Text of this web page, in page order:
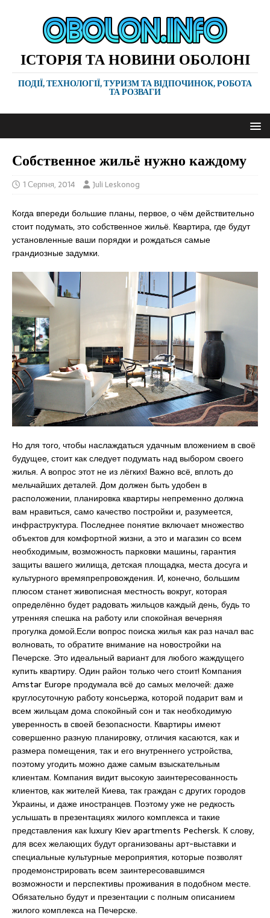
ІСТОРІЯ ТА НОВИНИ ОБОЛОНІ
ПОДІЇ, ТЕХНОЛОГІЇ, ТУРИЗМ ТА ВІДПОЧИНОК, РОБОТА
ТА РОЗВАГИ
Собственное жильё нужно каждому
1 Серпня, 2014 Juli Leskonog
Когда впереди большие планы, первое, о чём действительно
стоит подумать, это собственное жильё. Квартира, где будут
установленные ваши порядки и рождаться самые
грандиозные задумки.
Но для того, чтобы наслаждаться удачным вложением в своё
будущее, стоит как следует подумать над выбором своего
жилья. А вопрос этот не из лёгких! Важно всё, вплоть до
мельчайших деталей. Дом должен быть удобен в
расположении, планировка квартиры непременно должна
вам нравиться, само качество постройки и, разумеется,
инфраструктура. Последнее понятие включает множество
объектов для комфортной жизни, а это и магазин со всем
необходимым, возможность парковки машины, гарантия
защиты вашего жилища, детская площадка, места досуга и
культурного времяпрепровождения. И, конечно, большим
плюсом станет живописная местность вокруг, которая
определённо будет радовать жильцов каждый день, будь то
утренняя спешка на работу или спокойная вечерняя
прогулка домой.Если вопрос поиска жилья как раз начал вас
волновать, то обратите внимание на новостройки на
Печерске. Это идеальный вариант для любого жаждущего
купить квартиру. Один район только чего стоит! Компания
Amstar Europe продумала всё до самых мелочей: даже
круглосуточную работу консьержа, которой подарит вам и
всем жильцам дома спокойный сон и так необходимую
уверенность в своей безопасности. Квартиры имеют
совершенно разную планировку, отличия касаются, как и
размера помещения, так и его внутреннего устройства,
поэтому угодить можно даже самым взыскательным
клиентам. Компания видит высокую заинтересованность
клиентов, как жителей Киева, так граждан с других городов
Украины, и даже иностранцев. Поэтому уже не редкость
услышать в презентациях жилого комплекса и такие
представления как luxury Kiev apartments Pechersk. К слову,
для всех желающих будут организованы арт-выставки и
специальные культурные мероприятия, которые позволят
продемонстрировать всем заинтересовавшимся
возможности и перспективы проживания в подобном месте.
Обязательно будут и презентации с полным описанием
жилого комплекса на Печерске.